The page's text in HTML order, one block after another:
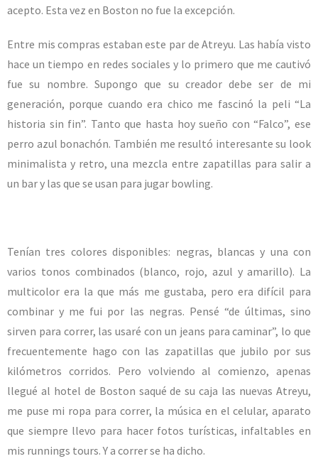
acepto. Esta vez en Boston no fue la excepción.
Entre mis compras estaban este par de Atreyu. Las había visto
hace un tiempo en redes sociales y lo primero que me cautivó
fue su nombre. Supongo que su creador debe ser de mi
generación, porque cuando era chico me fascinó la peli “La
historia sin fin”. Tanto que hasta hoy sueño con “Falco”, ese
perro azul bonachón. También me resultó interesante su look
minimalista y retro, una mezcla entre zapatillas para salir a
un bar y las que se usan para jugar bowling.
Tenían tres colores disponibles: negras, blancas y una con
varios tonos combinados (blanco, rojo, azul y amarillo). La
multicolor era la que más me gustaba, pero era difícil para
combinar y me fui por las negras. Pensé “de últimas, sino
sirven para correr, las usaré con un jeans para caminar”, lo que
frecuentemente hago con las zapatillas que jubilo por sus
kilómetros corridos. Pero volviendo al comienzo, apenas
llegué al hotel de Boston saqué de su caja las nuevas Atreyu,
me puse mi ropa para correr, la música en el celular, aparato
que siempre llevo para hacer fotos turísticas, infaltables en
mis runnings tours. Y a correr se ha dicho.